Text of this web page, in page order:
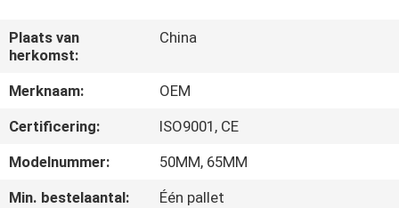
ONGEVEER
ONS
FABRIEKSREIS
Plaats van
herkomst:
China
Merknaam:
OEM
Certificering:
ISO9001, CE
Modelnummer:
50MM, 65MM
Min. bestelaantal:
Één pallet